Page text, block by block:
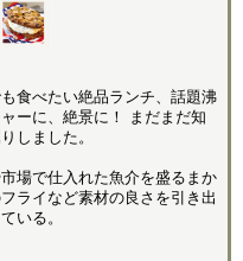
食べたい絶品ランチ、話題沸
ーに、絶景に！ まだまだ知
しました。
場で仕入れた魚介を盛るまか
ライなど素材の良さを引き出
いる。